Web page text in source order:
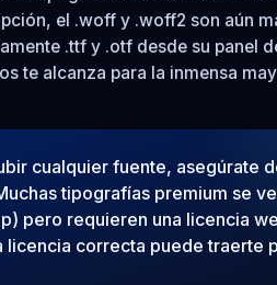
el .woff y .woff2 son aún
.ttf y .otf desde su panel
te alcanza para la inmensa
cualquier fuente, asegúrate
tipografías premium se
pero requieren una licencia
licencia correcta puede traerte